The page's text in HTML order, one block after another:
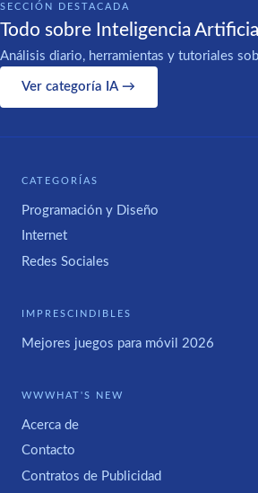
SECCIÓN DESTACADA
Todo sobre Inteligencia Artificial
Análisis diario, herramientas y tutoriales
Ver categoría IA →
CATEGORÍAS
Programación y Diseño
Internet
Redes Sociales
IMPRESCINDIBLES
Mejores juegos para móvil 2026
WWWHAT'S NEW
Acerca de
Contacto
Contratos de Publicidad